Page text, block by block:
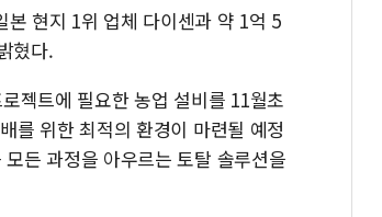
여수 오동도 인근 해상서 모터보트 전
추미애, '위안부' 피해자 기림의 날 참
인천 선재도 갯벌서 해루질 중 실종
인천서 말다툼 중 어머니 흉기 살해 10
'화합' 꺼낸 김민석에 '뻔뻔' 받아친 정
현지 1위 업체 다이센과 약 1억 5
혔다.
젝트에 필요한 농업 설비를 11월초
를 위한 최적의 환경이 마련될 예정
든 과정을 아우르는 토탈 솔루션을